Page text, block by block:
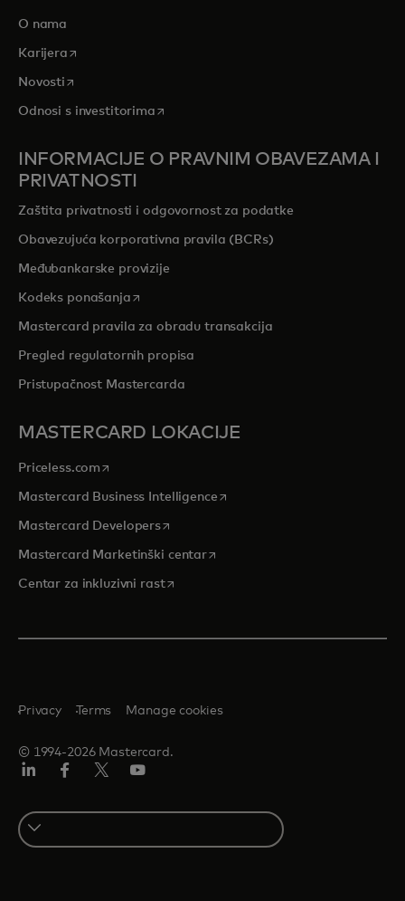
O nama
Karijeraopens in a new tab
Novosti opens in a new tab
Odnosi s investitorimaopens in a new tab
INFORMACIJE O PRAVNIM OBAVEZAMA I
PRIVATNOSTI
Zaštita privatnosti i odgovornost za podatke
Obavezujuća korporativna pravila (BCRs)
Međubankarske provizije
Kodeks ponašanjaopens in a new tab
Mastercard pravila za obradu transakcija
Pregled regulatornih propisa
Pristupačnost Mastercarda
MASTERCARD LOKACIJE
Priceless.com opens in a new tab
Mastercard Business Intelligenceopens in a new tab
Mastercard Developersopens in a new tab
Mastercard Marketinški centaropens in a new tab
Centar za inkluzivni rastopens in a new tab
© 1994-2026 Mastercard.
Privacy Terms Manage cookies
Select
a
country